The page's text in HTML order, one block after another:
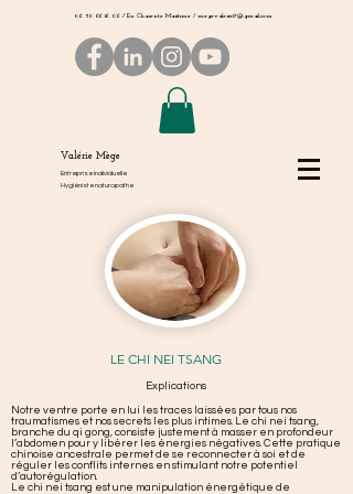
06 50 66 16 06 / En Charente Maritime / megevalerie17@gmail.com
Valérie Mège
Entreprise individuelle
Hygiéniste naturopathe
LE CHI NEI TSANG
Explications
Notre ventre porte en lui les traces laissées par tous nos
traumatismes et nos secrets les plus intimes. Le chi nei tsang,
branche du qi gong, consiste justement à masser en profondeur
l’abdomen pour y libérer les énergies négatives. Cette pratique
chinoise ancestrale permet de se reconnecter à soi et de
réguler les conflits internes en stimulant notre potentiel
d’autorégulation.
Le chi nei tsang est une manipulation énergétique de